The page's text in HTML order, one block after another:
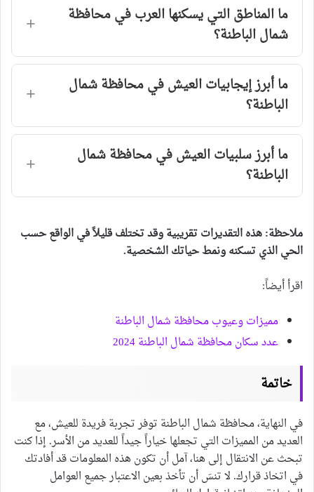
ما المناطق التي يسكنها العرب في محافظة
شمال الباطنة؟
ما أبرز إيجابيات العيش في محافظة شمال
الباطنة؟
ما أبرز سلبيات العيش في محافظة شمال
الباطنة؟
ملاحظة: هذه التقديرات تقريبية وقد تختلف قليلاً في الواقع حسب
الحي الذي تسكنه ونمط حياتك الشخصية.
اقرأ أيضاً:
مميزات وعيوب محافظة شمال الباطنة
عدد سكان محافظة شمال الباطنة 2024
خاتمة
في النهاية، محافظة شمال الباطنة توفر تجربة فريدة للعيش، مع
العديد من المميزات التي تجعلها خياراً جيداً للعديد من الأسر. إذا كنت
تبحث عن الانتقال إلى هنا، آمل أن تكون هذه المعلومات قد أفادتك
في اتخاذ قرارك. لا تنسَ أن تأخذ بعين الاعتبار جميع العوامل